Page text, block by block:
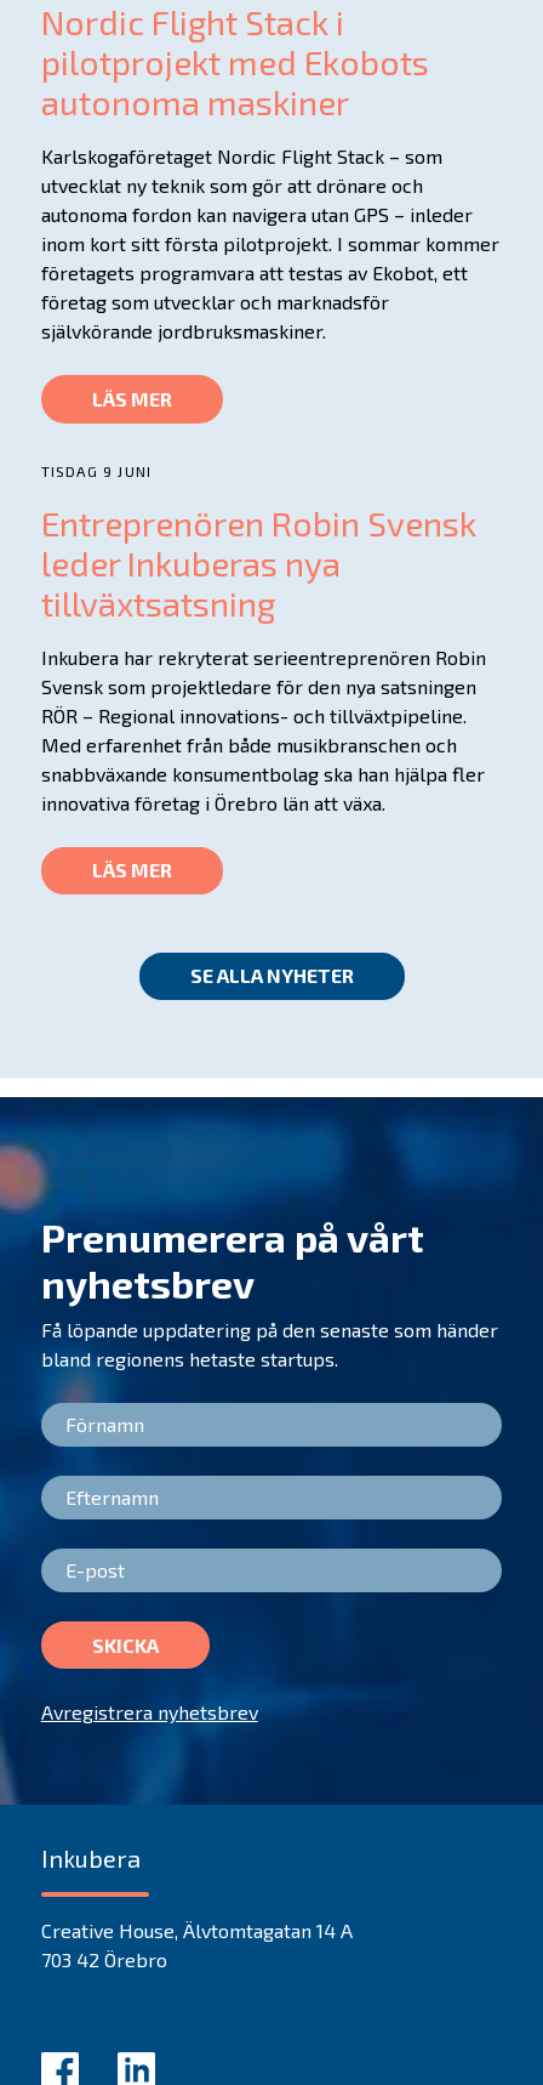
SE ALLA NYHETER
Nordic Flight Stack i
pilotprojekt med Ekobots
autonoma maskiner
Karlskogaföretaget Nordic Flight Stack – som
utvecklat ny teknik som gör att drönare och
autonoma fordon kan navigera utan GPS – inleder
inom kort sitt första pilotprojekt. I sommar kommer
företagets programvara att testas av Ekobot, ett
företag som utvecklar och marknadsför
självkörande jordbruksmaskiner.
LÄS MER
TISDAG 9 JUNI
Entreprenören Robin Svensk
leder Inkuberas nya
tillväxtsatsning
Inkubera har rekryterat serieentreprenören Robin
Svensk som projektledare för den nya satsningen
RÖR – Regional innovations- och tillväxtpipeline.
Med erfarenhet från både musikbranschen och
snabbväxande konsumentbolag ska han hjälpa fler
innovativa företag i Örebro län att växa.
LÄS MER
Prenumerera på vårt
nyhetsbrev
Få löpande uppdatering på den senaste som händer
bland regionens hetaste startups.
SKICKA
Avregistrera nyhetsbrev
Inkubera
Creative House, Älvtomtagatan 14 A
703 42 Örebro